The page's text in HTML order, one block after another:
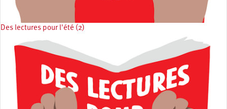
Des lectures pour l'été (2)